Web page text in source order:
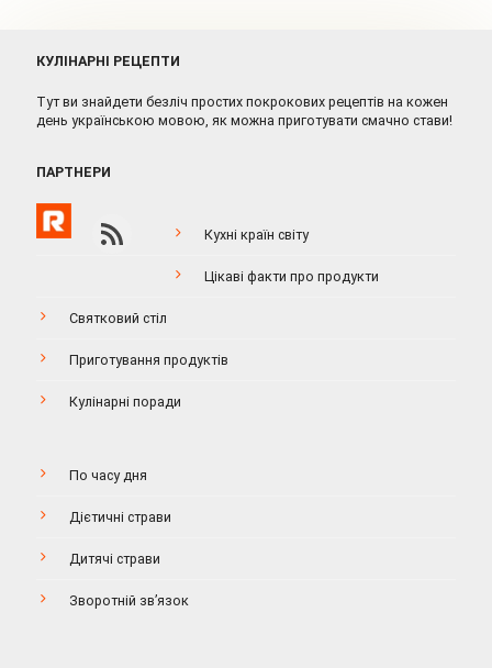
КУЛІНАРНІ РЕЦЕПТИ
Тут ви знайдети безліч простих покрокових рецептів на кожен
день українською мовою, як можна приготувати смачно стави!
ПАРТНЕРИ
Кухні країн світу
Цікаві факти про продукти
Святковий стіл
Приготування продуктів
Кулінарні поради
По часу дня
Дієтичні страви
Дитячі страви
Зворотній зв’язок